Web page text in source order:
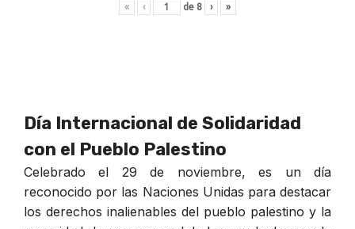
« ‹ de 8 › »
Día Internacional de Solidaridad
con el Pueblo Palestino
Celebrado el 29 de noviembre, es un día
reconocido por las Naciones Unidas para destacar
los derechos inalienables del pueblo palestino y la